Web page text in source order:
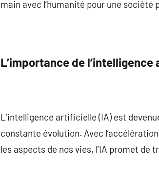
main avec l’humanité pour une
L’importance de
L’intelligence artificielle (IA) est
constante évolution. Avec
les aspects de nos vies, l’IA promet